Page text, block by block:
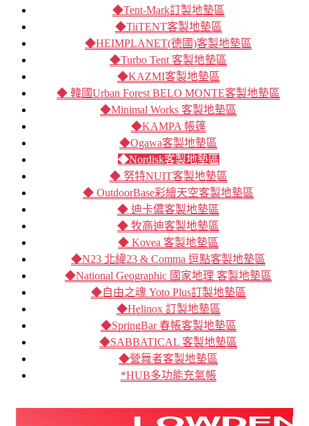
◆Tent-Mark訂製地墊區
◆TiiTENT客製地墊區
◆HEIMPLANET(德國)客製地墊區
◆Turbo Tent 客製地墊區
◆KAZMI客製地墊區
◆ 韓國Urban Forest BELO MONTE客製地墊區
◆Minimal Works 客製地墊區
◆KAMPA 帳篷
◆Ogawa客製地墊區
◆Nordisk客製地墊區
◆ 努特NUIT客製地墊區
◆ OutdoorBase彩繪天空客製地墊區
◆ 迪卡儂客製地墊區
◆ 牧高迪客製地墊區
◆ Kovea 客製地墊區
◆N23 北緯23 & Comma 逗點客製地墊區
◆National Geographic 國家地理 客製地墊區
◆自由之魂 Yoto Plus訂製地墊區
◆Helinox 訂製地墊區
◆SpringBar 春帳客製地墊區
◆SABBATICAL 客製地墊區
◆營舞者客製地墊區
*HUB多功能充氣帳